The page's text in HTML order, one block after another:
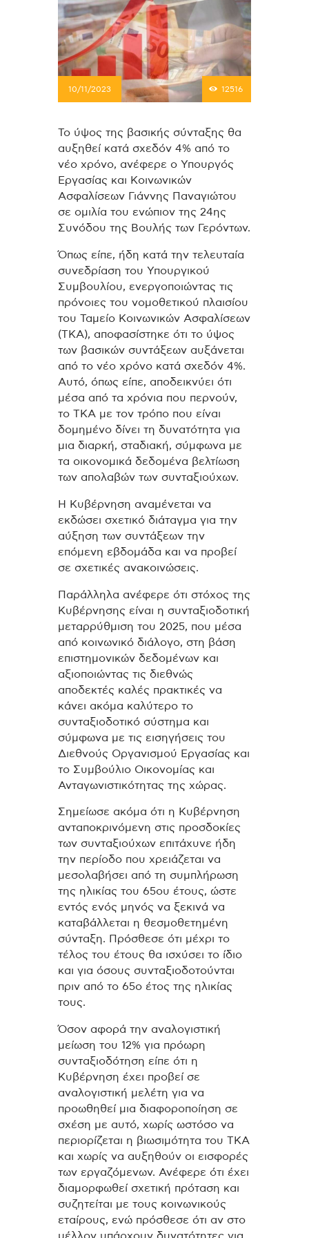
10/11/2023 12516
Το ύψος της βασικής σύνταξης θα
αυξηθεί κατά σχεδόν 4% από το
νέο χρόνο, ανέφερε ο Υπουργός
Εργασίας και Κοινωνικών
Ασφαλίσεων Γιάννης Παναγιώτου
σε ομιλία του ενώπιον της 24ης
Συνόδου της Βουλής των Γερόντων.
Όπως είπε, ήδη κατά την τελευταία
συνεδρίαση του Υπουργικού
Συμβουλίου, ενεργοποιώντας τις
πρόνοιες του νομοθετικού πλαισίου
του Ταμείο Κοινωνικών Ασφαλίσεων
(ΤΚΑ), αποφασίστηκε ότι το ύψος
των βασικών συντάξεων αυξάνεται
από το νέο χρόνο κατά σχεδόν 4%.
Αυτό, όπως είπε, αποδεικνύει ότι
μέσα από τα χρόνια που περνούν,
το ΤΚΑ με τον τρόπο που είναι
δομημένο δίνει τη δυνατότητα για
μια διαρκή, σταδιακή, σύμφωνα με
τα οικονομικά δεδομένα βελτίωση
των απολαβών των συνταξιούχων.
Η Κυβέρνηση αναμένεται να
εκδώσει σχετικό διάταγμα για την
αύξηση των συντάξεων την
επόμενη εβδομάδα και να προβεί
σε σχετικές ανακοινώσεις.
Παράλληλα ανέφερε ότι στόχος της
Κυβέρνησης είναι η συνταξιοδοτική
μεταρρύθμιση του 2025, που μέσα
από κοινωνικό διάλογο, στη βάση
επιστημονικών δεδομένων και
αξιοποιώντας τις διεθνώς
αποδεκτές καλές πρακτικές να
κάνει ακόμα καλύτερο το
συνταξιοδοτικό σύστημα και
σύμφωνα με τις εισηγήσεις του
Διεθνούς Οργανισμού Εργασίας και
το Συμβούλιο Οικονομίας και
Ανταγωνιστικότητας της χώρας.
Σημείωσε ακόμα ότι η Κυβέρνηση
ανταποκρινόμενη στις προσδοκίες
των συνταξιούχων επιτάχυνε ήδη
την περίοδο που χρειάζεται να
μεσολαβήσει από τη συμπλήρωση
της ηλικίας του 65ου έτους, ώστε
εντός ενός μηνός να ξεκινά να
καταβάλλεται η θεσμοθετημένη
σύνταξη. Πρόσθεσε ότι μέχρι το
τέλος του έτους θα ισχύσει το ίδιο
και για όσους συνταξιοδοτούνται
πριν από το 65ο έτος της ηλικίας
τους.
Όσον αφορά την αναλογιστική
μείωση του 12% για πρόωρη
συνταξιοδότηση είπε ότι η
Κυβέρνηση έχει προβεί σε
αναλογιστική μελέτη για να
προωθηθεί μια διαφοροποίηση σε
σχέση με αυτό, χωρίς ωστόσο να
περιορίζεται η βιωσιμότητα του ΤΚΑ
και χωρίς να αυξηθούν οι εισφορές
των εργαζόμενων. Ανέφερε ότι έχει
διαμορφωθεί σχετική πρόταση και
συζητείται με τους κοινωνικούς
εταίρους, ενώ πρόσθεσε ότι αν στο